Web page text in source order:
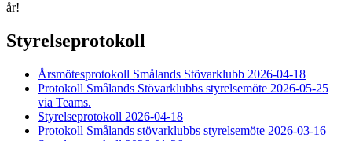
år!
Styrelseprotokoll
Årsmötesprotokoll Smålands Stövarklubb 2026-04-18
Protokoll Smålands Stövarklubbs styrelsemöte 2026-05-25
via Teams.
Styrelseprotokoll 2026-04-18
Protokoll Smålands stövarklubbs styrelsemöte 2026-03-16